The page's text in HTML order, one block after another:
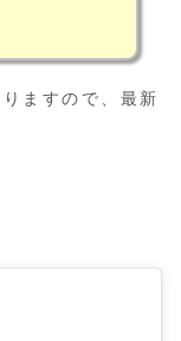
ますので、最新